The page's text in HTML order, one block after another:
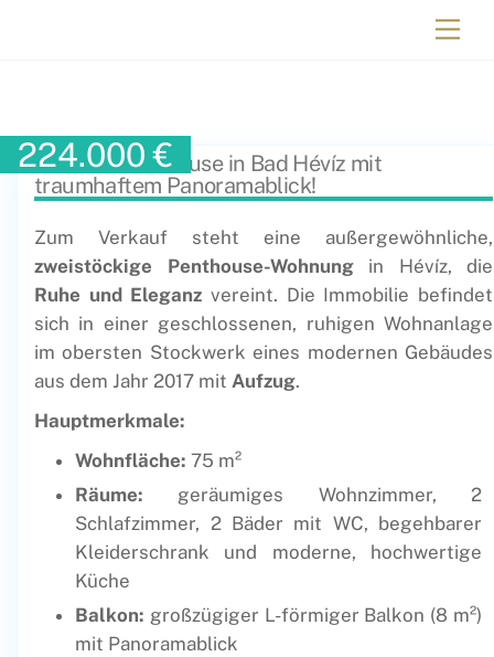
224.000€
Exklusiv Penthouse in Bad Hévíz mit
traumhaftem Panoramablick!
Zum Verkauf steht eine außergewöhnliche,
zweistöckige Penthouse-Wohnungin Hévíz, die
Ruhe und Eleganz vereint. Die Immobilie befindet
sich in einer geschlossenen, ruhigen Wohnanlage
im obersten Stockwerk eines modernen Gebäudes
aus dem Jahr 2017 mit Aufzug.
Hauptmerkmale:
Wohnfläche: 75 m²
Räume: geräumiges Wohnzimmer, 2
Schlafzimmer, 2 Bäder mit WC, begehbarer
Kleiderschrank und moderne, hochwertige
Küche
Balkon: großzügiger L-förmiger Balkon (8 m²)
mit Panoramablick